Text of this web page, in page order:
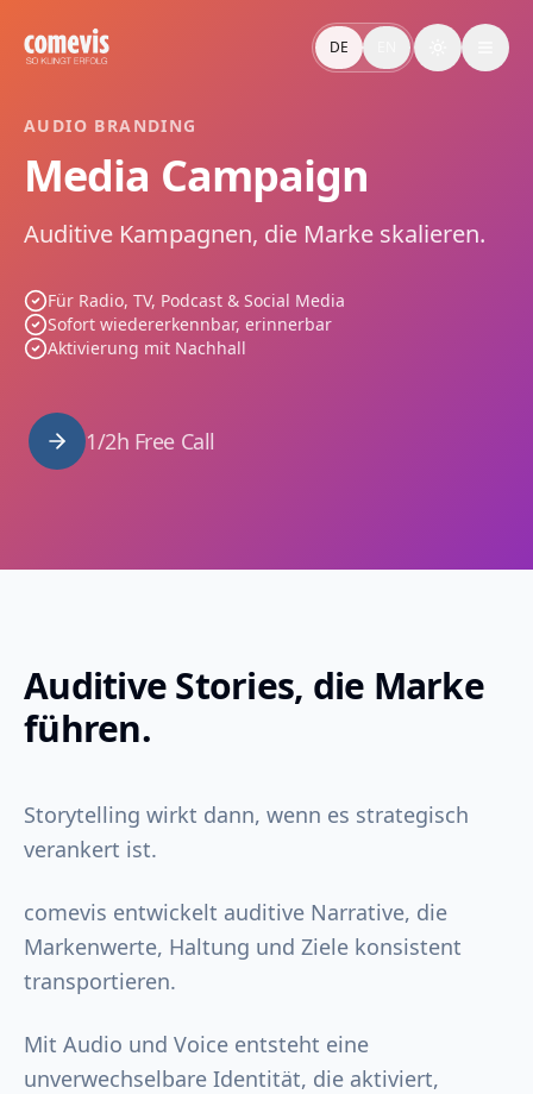
Auditive Kampagnen verbinden Strategie, Kreation und
Audio Media Campaign: TV, Radio, Podcast & Social
DE Toggle
AUDIO BRANDING
Media Campaign
Auditive Kampagnen, die Marke skalieren.
Für Radio, TV, Podcast & Social Media
Sofort wiedererkennbar, erinnerbar
Aktivierung mit Nachhall
1/2h Free Call
Auditive Stories, die Marke
führen.
Storytelling wirkt dann, wenn es strategisch
verankert ist.
comevis entwickelt auditive Narrative, die
Markenwerte, Haltung und Ziele konsistent
transportieren.
Mit Audio und Voice entsteht eine
unverwechselbare Identität, die aktiviert,